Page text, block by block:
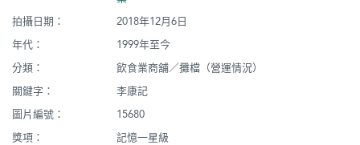
拍攝日期：
2018年12月6日
年代：
1999年至今
分類：
飲食業商舖／攤檔（營運情況）
關鍵字：
李康記
圖片編號：
15680
獎項：
記憶一星級